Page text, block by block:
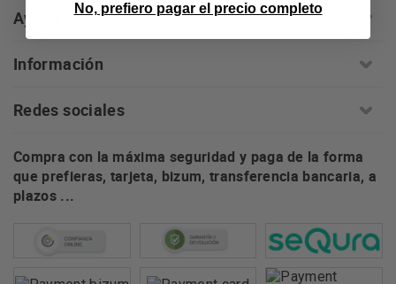
Ayuda
Información
Redes sociales
Compra con la máxima seguridad y paga de la forma
que prefieras, tarjeta, bizum, transferencia bancaria, a
plazos ...
No, prefiero pagar el precio completo